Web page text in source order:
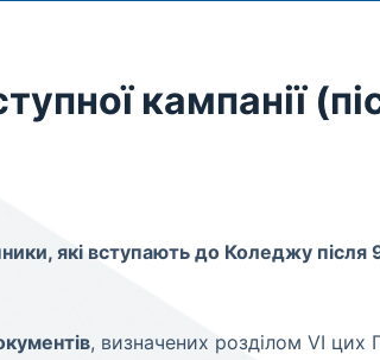
кампанії
які вступають до Коледжу після
, визначених розділом VІ цих